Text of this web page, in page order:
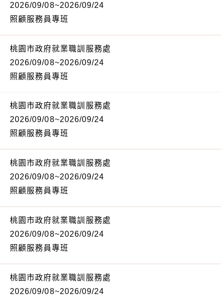
2026/09/08~2026/09/24
照顧服務員專班
桃園市政府就業職訓服務處
2026/09/08~2026/09/24
照顧服務員專班
桃園市政府就業職訓服務處
2026/09/08~2026/09/24
照顧服務員專班
桃園市政府就業職訓服務處
2026/09/08~2026/09/24
照顧服務員專班
桃園市政府就業職訓服務處
2026/09/08~2026/09/24
照顧服務員專班
桃園市政府就業職訓服務處
2026/09/08~2026/09/24